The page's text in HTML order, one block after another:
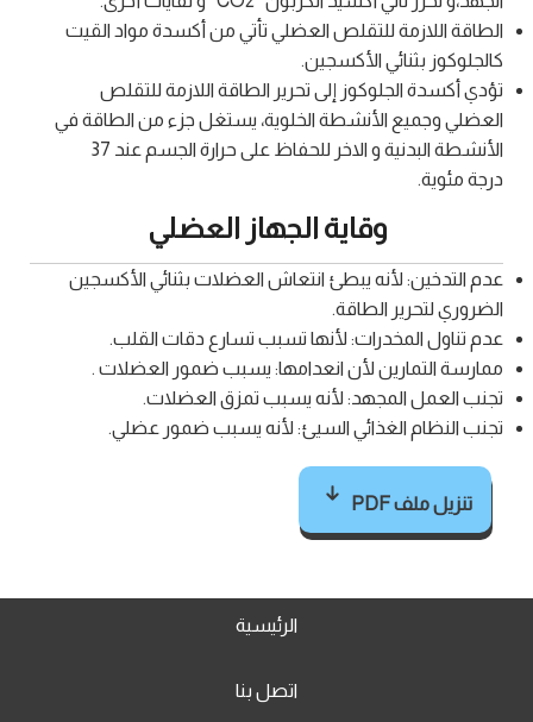
الطاقة اللازمة للتقلص العضلي تأتي من أكسدة مواد القيت
كالجلوكوز بثنائي الأكسجين.
تؤدي أكسدة الجلوكوز إلى تحرير الطاقة اللازمة للتقلص
العضلي وجميع الأنشطة الخلوية، يستغل جزء من الطاقة في
الأنشطة البدنية و الاخر للحفاظ على حرارة الجسم عند 37
درجة مئوية.
وقاية الجهاز العضلي
عدم التدخين: لأنه يبطئ انتعاش العضلات بثنائي الأكسجين
الضروري لتحرير الطاقة.
عدم تناول المخدرات: لأنها تسبب تسارع دقات القلب.
ممارسة التمارين لأن انعدامها: يسبب ضمور العضلات .
تجنب العمل المجهد: لأنه يسبب تمزق العضلات.
تجنب النظام الغذائي السيئ: لأنه يسبب ضمور عضلي.
تنزيل ملف PDF
الرئيسية
اتصل بنا